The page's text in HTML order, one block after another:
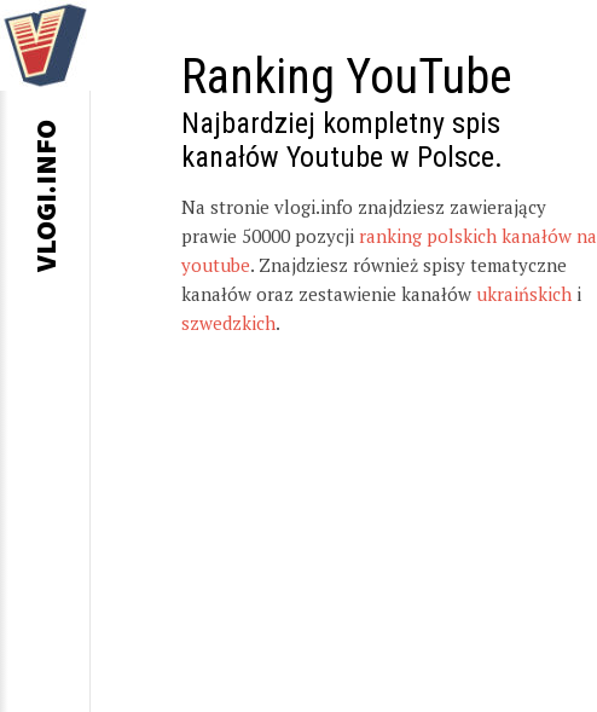
Ranking YouTube
Najbardziej kompletny spis
kanałów Youtube w Polsce.
Na stronie vlogi.info znajdziesz zawierający
prawie 50000 pozycji ranking polskich kanałów na
youtube. Znajdziesz również spisy tematyczne
kanałów oraz zestawienie kanałów ukraińskich i
szwedzkich.
VLOGI.INFO